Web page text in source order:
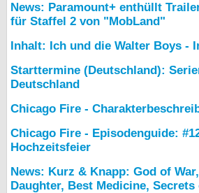
News: Paramount+ enthüllt
für Staffel 2 von "MobLand"
Inhalt: Ich und die Walter Boys -
Starttermine (Deutschland):
Deutschland
Chicago Fire -
Chicago Fire - Episodenguide:
Hochzeitsfeier
News: Kurz & Knapp: God of
Daughter, Best Medicine,